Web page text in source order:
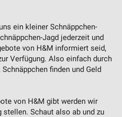
ein kleiner Schnäppchen-
Jagd jederzeit und
von H&M informiert seid,
Verfügung. Also einfach durch
finden und Geld
von H&M gibt werden wir
stellen. Schaut also ab und zu